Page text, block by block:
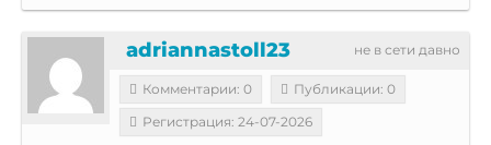
не в сети давно
adriannastoll23
Комментарии: 0
Публикации: 0
Регистрация: 24-07-2026